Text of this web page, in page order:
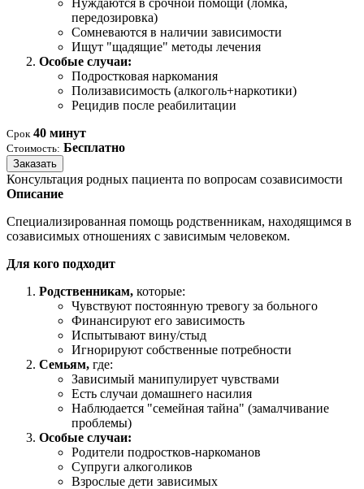
передозировка)
Сомневаются в наличии зависимости
Ищут "щадящие" методы лечения
Особые случаи:
Подростковая наркомания
Полизависимость (алкоголь+наркотики)
Рецидив после реабилитации
Срок 40 минут
Стоимость: Бесплатно
Заказать
Консультация родных пациента по вопросам созависимости
Описание
Специализированная помощь родственникам, находящимся в
созависимых отношениях с зависимым человеком.
Для кого подходит
Родственникам, которые:
Чувствуют постоянную тревогу за больного
Финансируют его зависимость
Испытывают вину/стыд
Игнорируют собственные потребности
Семьям, где:
Зависимый манипулирует чувствами
Есть случаи домашнего насилия
Наблюдается "семейная тайна" (замалчивание
проблемы)
Особые случаи:
Родители подростков-наркоманов
Супруги алкоголиков
Взрослые дети зависимых